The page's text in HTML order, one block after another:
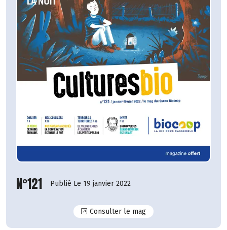
N°121 Publié Le 19 janvier 2022
Consulter le magN°121